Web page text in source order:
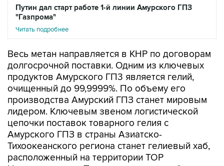
Читать подробнее
Весь метан направляется в КНР по договорам
продуктов Амурского ГП3 является гелий,
очищенный до 99,9999%. По объему его
производства Амурский ГПЗ станет мировым
лидером. Ключевым звеном логистической
цепочки поставок товарного гелия с
Амурского ГПЗ в страны Азиатско-
Тихоокеанского региона станет гелиевый хаб,
расположенный на территории ТОР
Надеждинская в Приморском крае поблизости
от морских портов.